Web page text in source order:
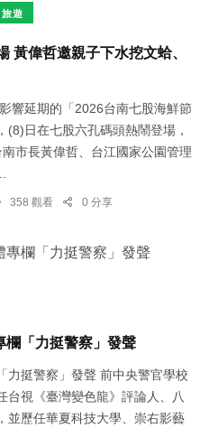
旅遊
黃偉哲邀親子下水挖文蛤、
響延期的「2026台南七股海鮮節
(8)日在七股六孔碼頭熱鬧登場，
市長黃偉哲、台江國家公園管理
358 觀看 0 分享
欄「力挺警察」發聲
力挺警察」發聲 前中央警官學校
台視《臺灣變色龍》評論人、八
並歷任華夏科技大學、崇右影藝